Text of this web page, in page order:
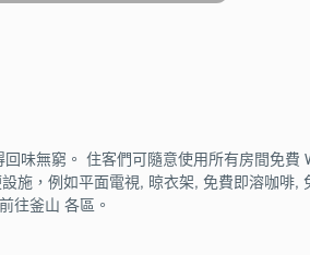
味無窮。 住客們可隨意使用所有房間免費
施，例如平面電視, 晾衣架, 免費即溶咖啡,
往釜山 各區。